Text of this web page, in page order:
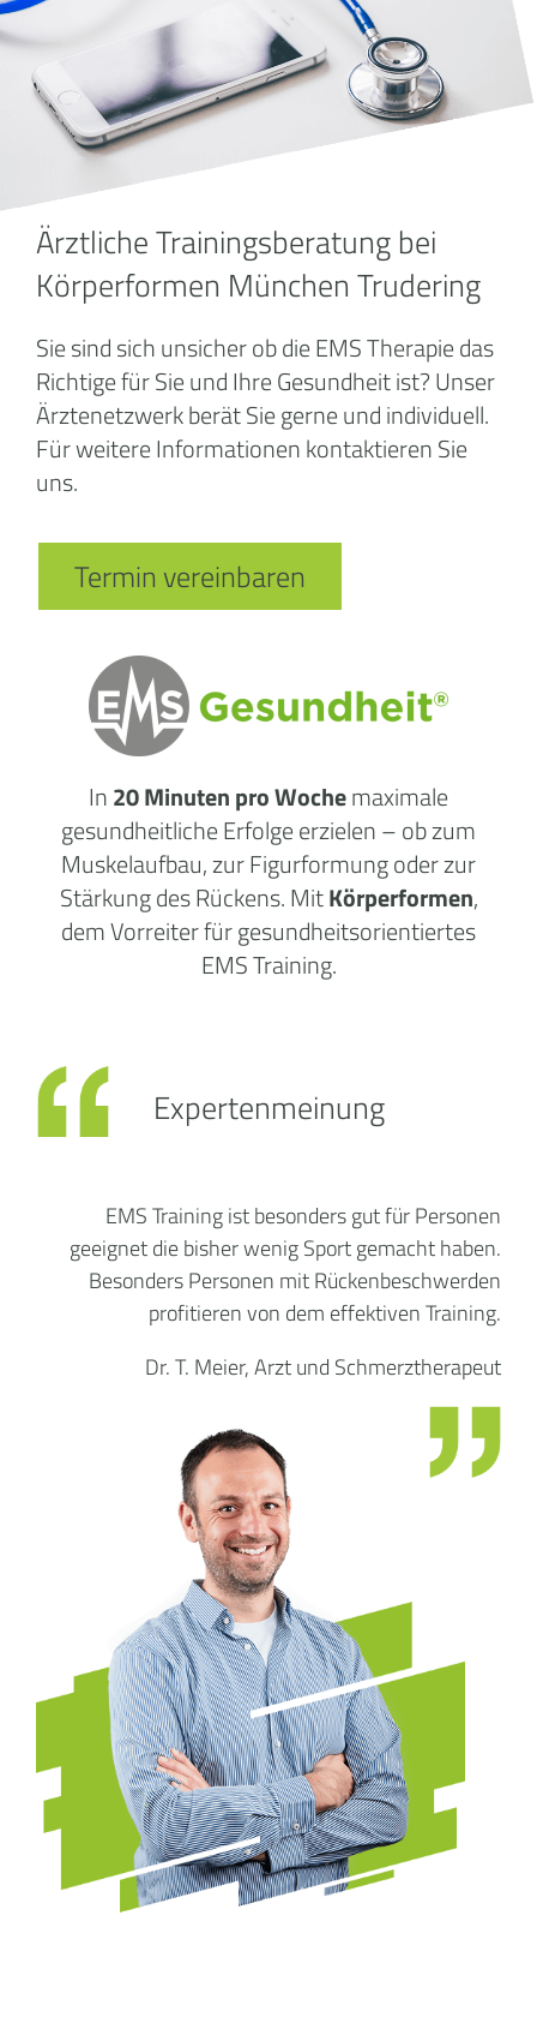
Ärztliche Trainingsberatung bei
Körperformen München Trudering
Sie sind sich unsicher ob die EMS Therapie das
Richtige für Sie und Ihre Gesundheit ist? Unser
Ärztenetzwerk berät Sie gerne und individuell.
Für weitere Informationen kontaktieren Sie
uns.
Termin vereinbaren
In20 Minuten pro Wochemaximale
gesundheitlicheErfolgeerzielen – ob zum
Muskelaufbau, zur Figurformung oder zur
Stärkung des Rückens. MitKörperformen,
dem Vorreiter für gesundheitsorientiertes
EMS Training.
EMS Training ist besonders gut für Personen
geeignet die bisher wenig Sport gemacht haben.
Besonders Personen mit Rückenbeschwerden
profitieren von dem effektiven Training.
Dr. T. Meier, Arzt und Schmerztherapeut
Expertenmeinung